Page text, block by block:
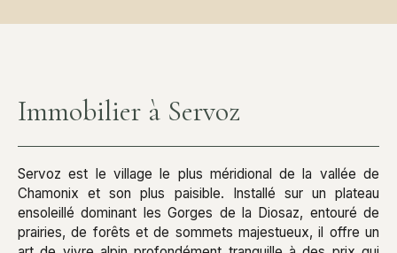
Immobilier à Servoz
Servoz est le village le plus méridional de la vallée de
Chamonix et son plus paisible. Installé sur un plateau
ensoleillé dominant les Gorges de la Diosaz, entouré de
prairies, de forêts et de sommets majestueux, il offre un